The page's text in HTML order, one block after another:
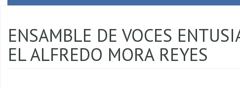
ENSAMBLE DE VOCES
EL ALFREDO MORA REYES